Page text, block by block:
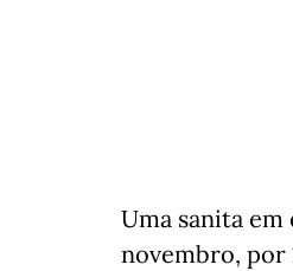
Uma sanita
novembro, por